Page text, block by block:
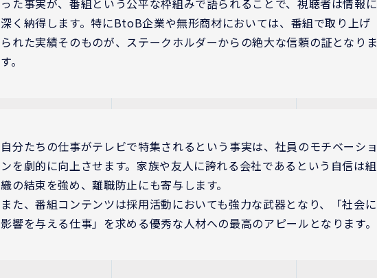
深く納得します。特にBtoB企業や無形商材においては、番組で取り上げ
られた実績そのものが、ステークホルダーからの絶大な信頼の証となりま
す。
自分たちの仕事がテレビで特集されるという事実は、社員のモチベーショ
ンを劇的に向上させます。家族や友人に誇れる会社であるという自信は組
織の結束を強め、離職防止にも寄与します。
また、番組コンテンツは採用活動においても強力な武器となり、「社会に
影響を与える仕事」を求める優秀な人材への最高のアピールとなります。